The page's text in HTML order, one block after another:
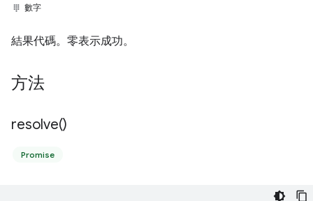
數字
結果代碼。零表示成功。
方法
resolve()
Promise